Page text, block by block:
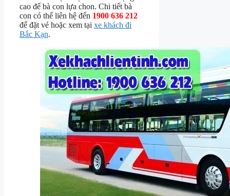
cao để bà con lựa chon. Chi tiết bà
con có thể liên hệ đến 1900 636 212
để đặt vé hoặc xem tại xe khách đi
Bắc Kạn.